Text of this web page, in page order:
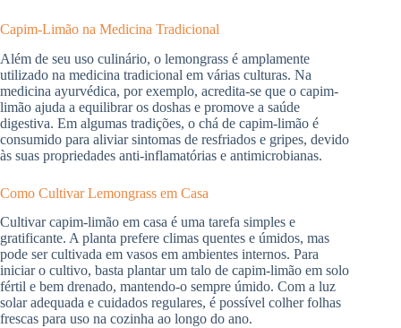
Capim-Limão na Medicina Tradicional
Além de seu uso culinário, o lemongrass é amplamente
utilizado na medicina tradicional em várias culturas. Na
medicina ayurvédica, por exemplo, acredita-se que o capim-
limão ajuda a equilibrar os doshas e promove a saúde
digestiva. Em algumas tradições, o chá de capim-limão é
consumido para aliviar sintomas de resfriados e gripes, devido
às suas propriedades anti-inflamatórias e antimicrobianas.
Como Cultivar Lemongrass em Casa
Cultivar capim-limão em casa é uma tarefa simples e
gratificante. A planta prefere climas quentes e úmidos, mas
pode ser cultivada em vasos em ambientes internos. Para
iniciar o cultivo, basta plantar um talo de capim-limão em solo
fértil e bem drenado, mantendo-o sempre úmido. Com a luz
solar adequada e cuidados regulares, é possível colher folhas
frescas para uso na cozinha ao longo do ano.